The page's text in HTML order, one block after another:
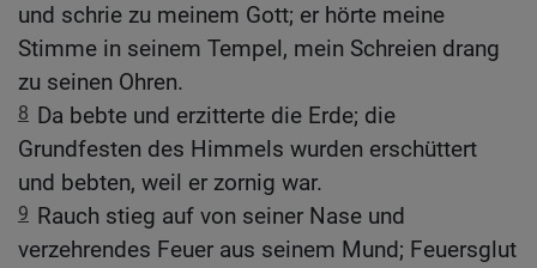
und schrie zu meinem Gott; er hörte meine
Stimme in seinem Tempel, mein Schreien drang
zu seinen Ohren.
8 Da bebte und erzitterte die Erde; die
Grundfesten des Himmels wurden erschüttert
und bebten, weil er zornig war.
9 Rauch stieg auf von seiner Nase und
verzehrendes Feuer aus seinem Mund; Feuersglut